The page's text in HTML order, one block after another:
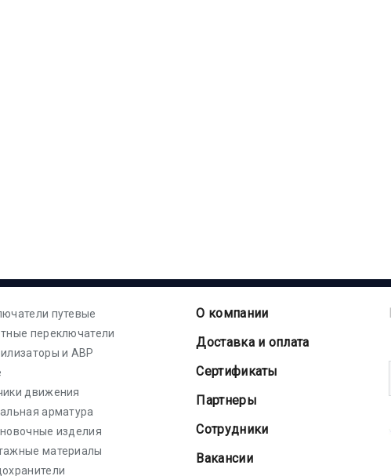
путевые
переключатели
и АВР
движения
арматура
изделия
материалы
О компании
Доставка и оплата
Cертификаты
Партнеры
Сотрудники
Вакансии